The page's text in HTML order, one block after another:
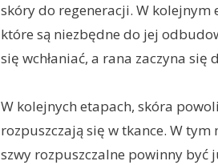
skóry do regeneracji. W
które są niezbędne do jej
się wchłaniać, a rana zaczyna się
W kolejnych etapach, skóra
rozpuszczają się w tkance. W
szwy rozpuszczalne powinny być